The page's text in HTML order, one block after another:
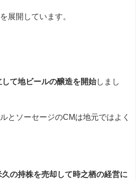
展開しています。
て地ビールの醸造を開始しまし
とソーセージのCMは地元ではよく
の持株を売却して時之栖の経営に